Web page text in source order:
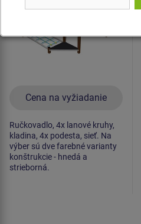
Cena na vyžiadanie
Ručkovadlo, 4x lanové kruhy,
kladina, 4x podesta, sieť. Na
výber sú dve farebné varianty
konštrukcie - hnedá a
strieborná.